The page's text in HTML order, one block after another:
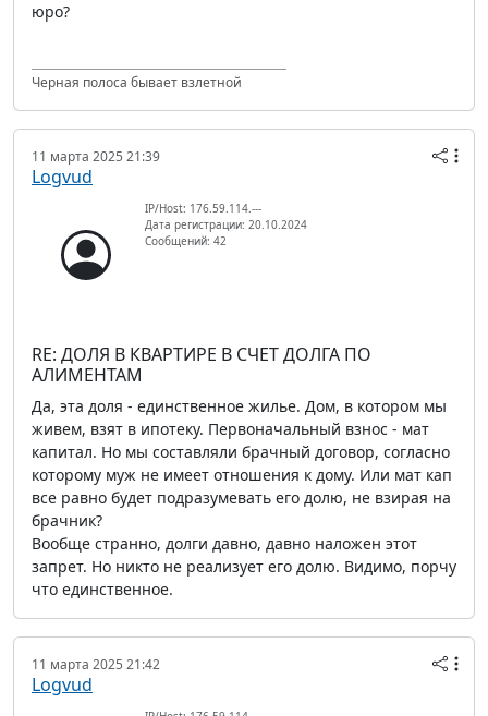
юро?
Черная полоса бывает взлетной
11 марта 2025 21:39
Logvud
IP/Host: 176.59.114.---
Дата регистрации: 20.10.2024
Сообщений: 42
RE: ДОЛЯ В КВАРТИРЕ В СЧЕТ ДОЛГА ПО
АЛИМЕНТАМ
Да, эта доля - единственное жилье. Дом, в котором мы
живем, взят в ипотеку. Первоначальный взнос - мат
капитал. Но мы составляли брачный договор, согласно
которому муж не имеет отношения к дому. Или мат кап
все равно будет подразумевать его долю, не взирая на
брачник?
Вообще странно, долги давно, давно наложен этот
запрет. Но никто не реализует его долю. Видимо, порчу
что единственное.
11 марта 2025 21:42
Logvud